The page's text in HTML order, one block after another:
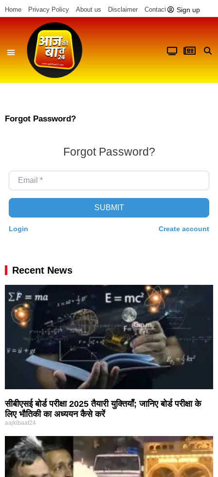
Home Privacy Policy About us Disclaimer Contact us Sign up
Forgot Password?
Forgot Password?
Email*
SUBMIT
Login Create account
Recent News
सीबीएसई बोर्ड परीक्षा 2025 तैयारी युक्तियाँ; जानिए बोर्ड परीक्षा के
लिए भौतिकी का अध्ययन कैसे करें
aajkibaat24